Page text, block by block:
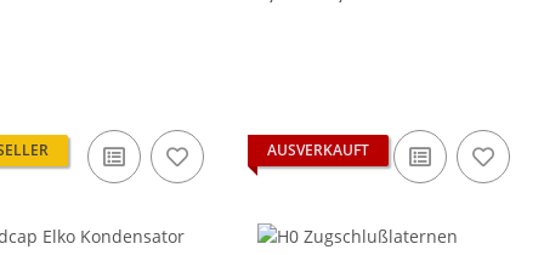
AUSVERKAUFT